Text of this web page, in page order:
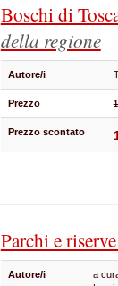
Boschi di
della regione
Autore/i
Prezzo
Prezzo scontato
Parchi e
Autore/i
a